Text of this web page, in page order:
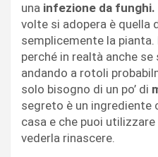
una infezione da funghi.
volte si adopera è quella
semplicemente la pianta.
perché in realtà anche
andando a rotoli
solo bisogno di un po’ di
segreto è un ingrediente
casa e che puoi
vederla rinascere.